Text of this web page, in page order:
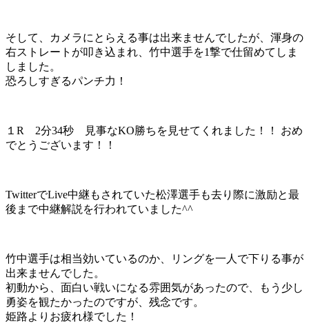
そして、カメラにとらえる事は出来ませんでしたが、渾身の
右ストレートが叩き込まれ、竹中選手を1撃で仕留めてしま
しました。
恐ろしすぎるパンチ力！
１R 2分34秒 見事なKO勝ちを見せてくれました！！ おめ
でとうございます！！
TwitterでLive中継もされていた松澤選手も去り際に激励と最
後まで中継解説を行われていました^^
竹中選手は相当効いているのか、リングを一人で下りる事が
出来ませんでした。
初動から、面白い戦いになる雰囲気があったので、もう少し
勇姿を観たかったのですが、残念です。
姫路よりお疲れ様でした！